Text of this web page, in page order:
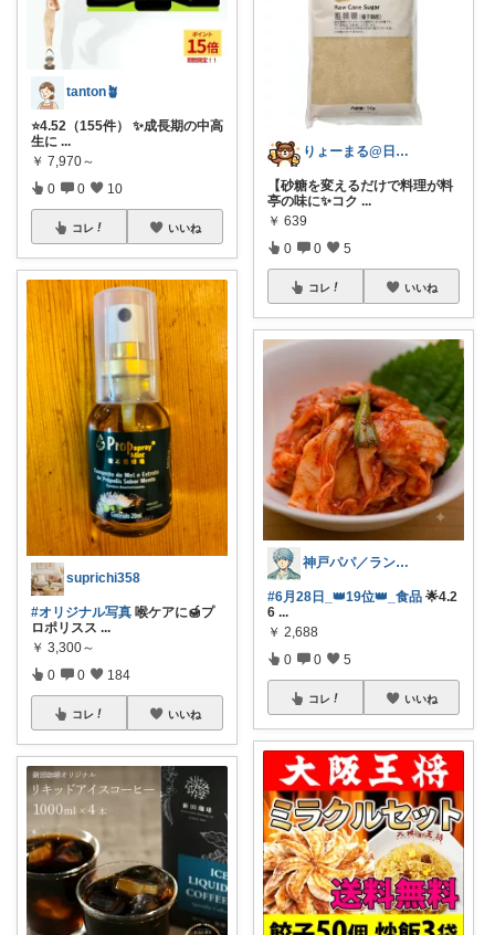
tanton🪴
⭐4.52（155件） ✨成長期の中高
生に ...
￥ 7,970～
0 0 10
コレ いいね
suprichi358
#オリジナル写真 喉ケアに🍯プ
ロポリスス ...
￥ 3,300～
0 0 184
コレ いいね
りょーまる@日用品×ファッション
【砂糖を変えるだけで料理が料
亭の味に✨コク ...
￥ 639
0 0 5
コレ いいね
神戸パパ／ランキング＆レビュー毎日掲載
#6月28日_👑19位👑_食品 🌟4.2
6 ...
￥ 2,688
0 0 5
コレ いいね